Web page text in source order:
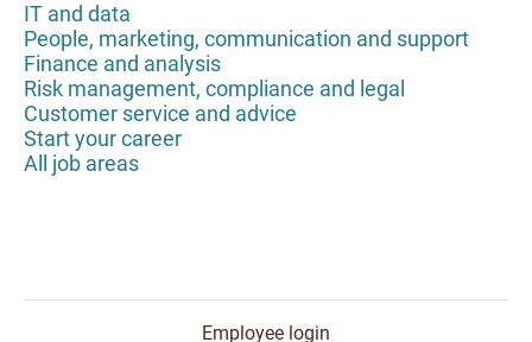
IT and data
People, marketing, communication and support
Finance and analysis
Risk management, compliance and legal
Customer service and advice
Start your career
All job areas
Employee login